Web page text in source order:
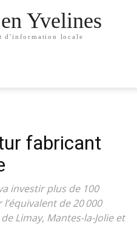
Yvelines
d'information locale
fabricant
investir plus de 100
de 20 000
Limay, Mantes-la-Jolie et